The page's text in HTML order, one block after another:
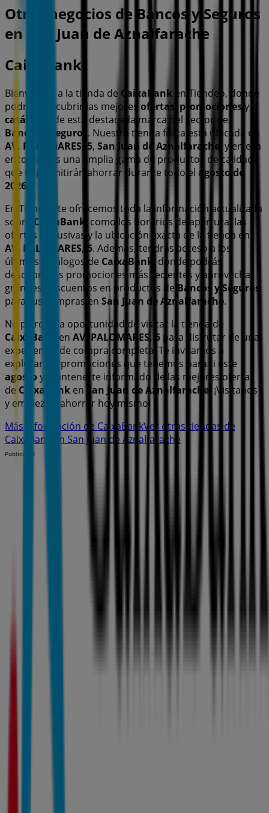
Otros negocios de Bancos y Seguros
en San Juan de Aznalfarache
CaixaBank
Bienvenido a la tienda de CaixaBank en Tiendeo, donde
podrás descubrir las mejores ofertas promociones y
catálogos
de esta destacada marca del sector de
Bancos y Seguros . Nuestra tienda física está ubicada en
AV. PALOMARES, 5, San Juan de Aznalfarache , y en ella
encontrarás una amplia gama de productos de calidad
que te permitirán ahorrar durante todo el agosto de
2026
En Tiendeo te ofrecemos toda la información actualizada
sobre CaixaBank , como los horarios de apertura, las
ofertas exclusivas y la ubicación exacta de la tienda en
AV. PALOMARES, 5. Además, tendrás acceso a los
últimos catálogos de CaixaBank , donde podrás
descubrir las promociones más recientes y aprovechar
grandes descuentos en productos de Bancos y Seguros
para tus compras en San Juan de Aznalfarache.
No pierdas la oportunidad de visitar la tienda de
CaixaBank
en AV. PALOMARES, 5 para disfrutar de una
experiencia de compra completa. Te invitamos a
explorar las promociones que tenemos para ti este
agosto y mantenerte informado de las mejores ofertas
de CaixaBank en San Juan de Aznalfarache . ¡Visítanos
y empieza a ahorrar hoy mismo!
Más información de CaixaBankVer otras tiendas de
CaixaBank en San Juan de Aznalfarache
Publicidad